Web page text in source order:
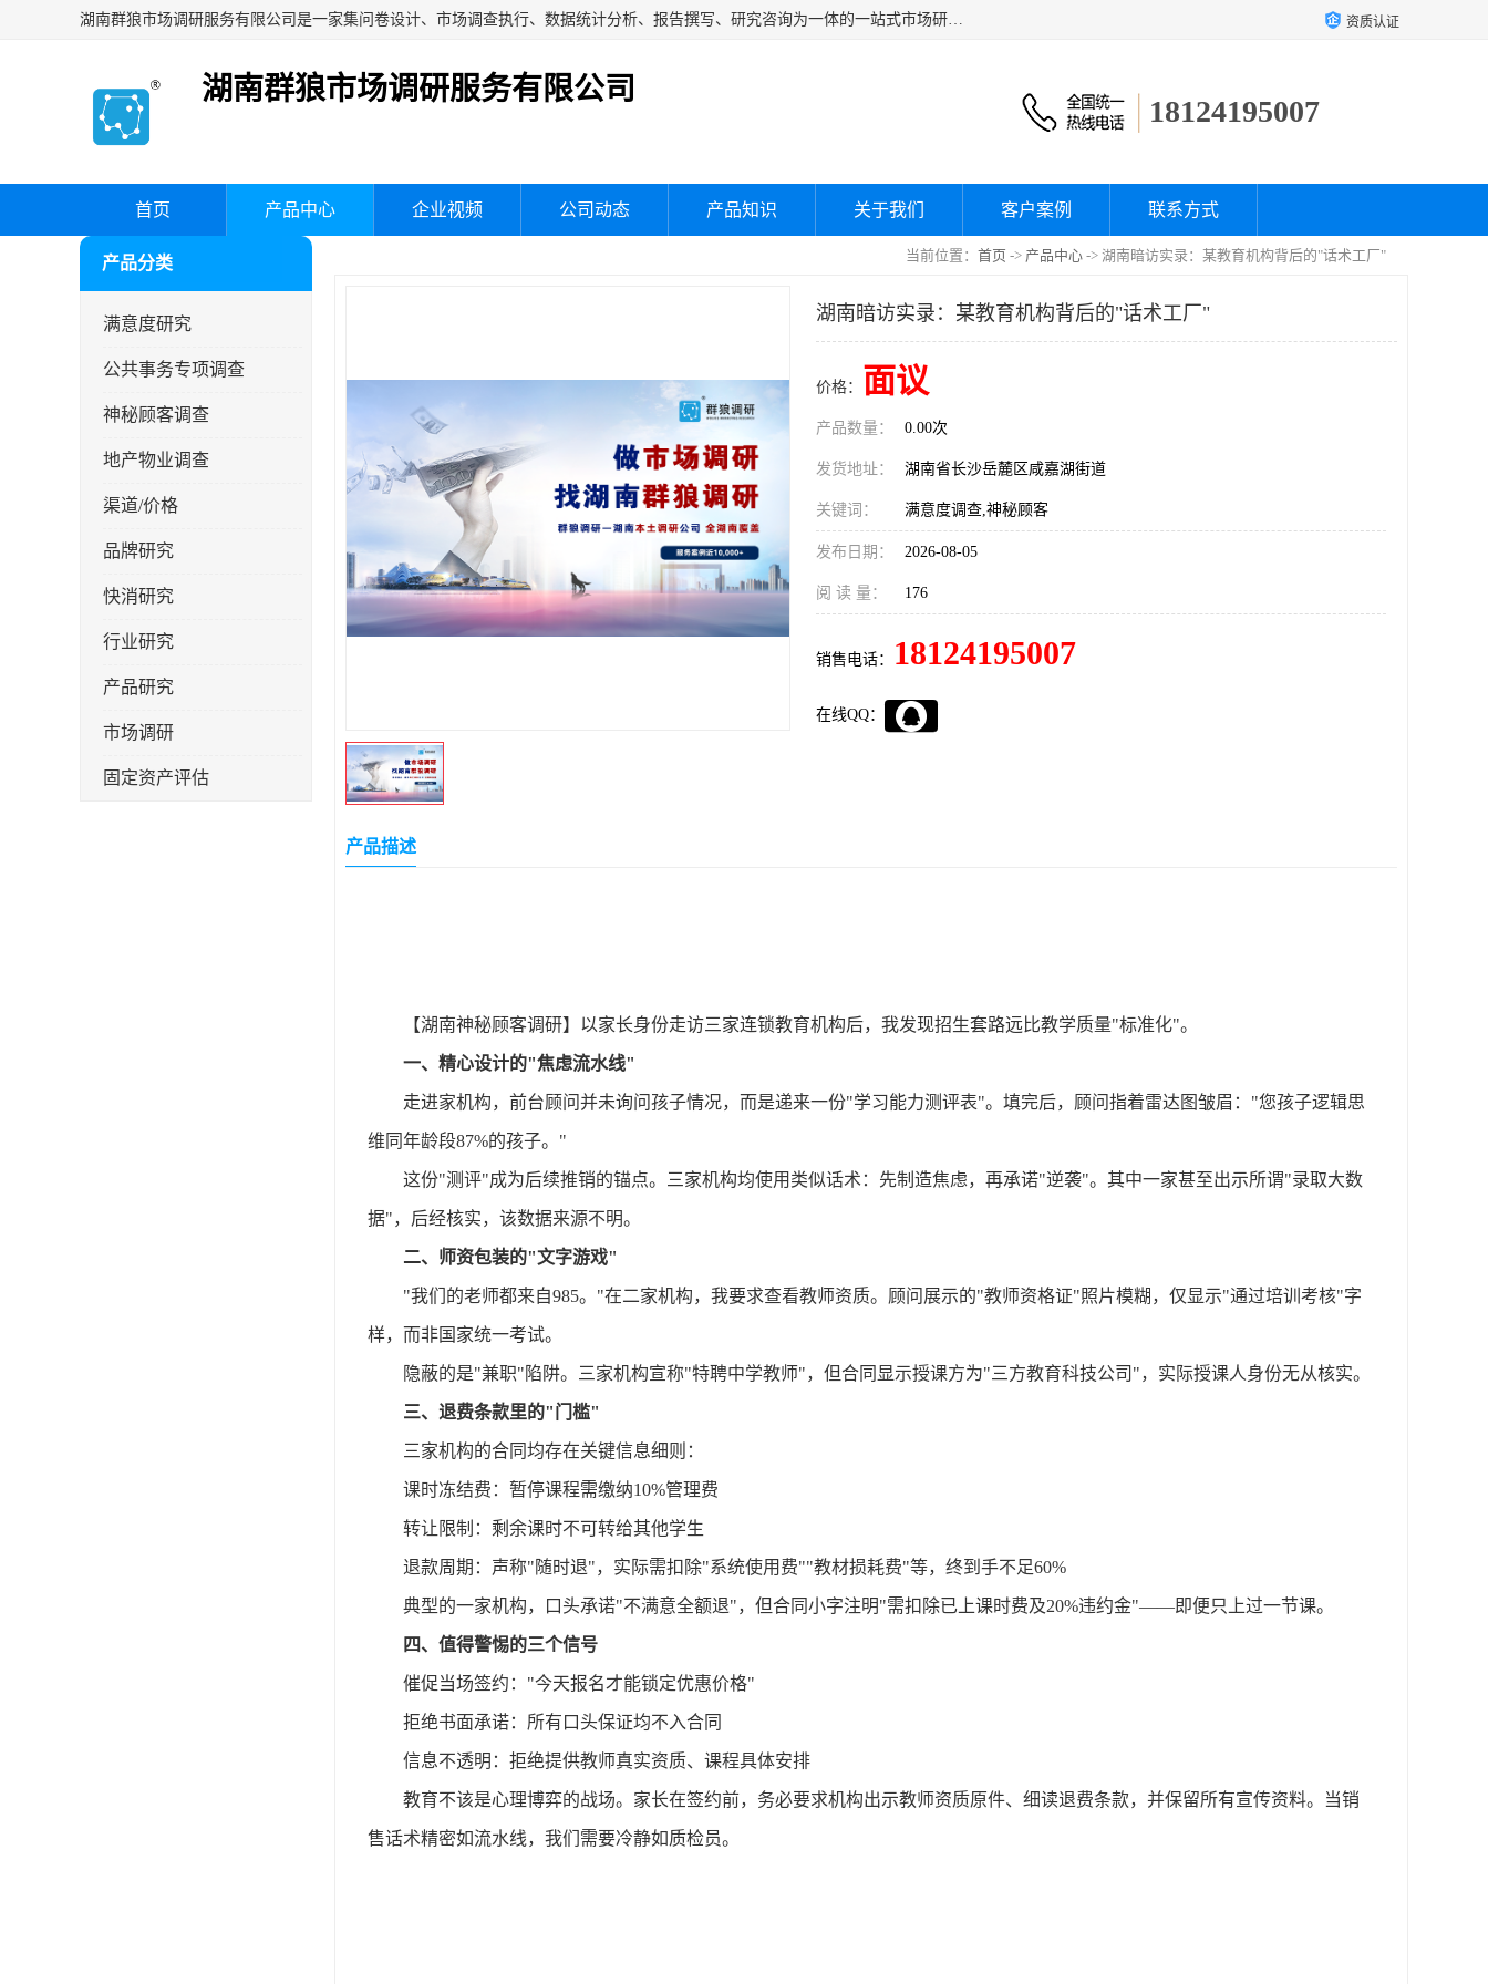
湖南群狼市场调研服务有限公司是一家集问卷设计、市场调查执行、数据统计分析、报告撰写、研究咨询为一体的一站式市场研究服务机构，主要服务：市场调研、三方评估、满意度研究、快消研究、地产物业调查、品牌研究、神秘顾客调查、行业研究、产品研究、公共事务专项调查等。 资质认证
湖南群狼市场调研服务有限公司
18124195007
首页 产品中心 企业视频 公司动态 产品知识 关于我们 客户案例 联系方式
当前位置： 首页 -> 产品中心 -> 湖南暗访实录：某教育机构背后的"话术工厂"
产品分类
满意度研究
公共事务专项调查
神秘顾客调查
地产物业调查
渠道/价格
品牌研究
快消研究
行业研究
产品研究
市场调研
固定资产评估
湖南暗访实录：某教育机构背后的"话术工厂"
价格： 面议
产品数量： 0.00次
发货地址： 湖南省长沙岳麓区咸嘉湖街道
关键词： 满意度调查,神秘顾客
发布日期： 2026-08-05
阅 读 量： 176
销售电话： 18124195007
在线QQ：
产品描述
【湖南神秘顾客调研】 以家长身份走访三家连锁教育机构后，我发现招生套路远比教学质量"标准化"。
一、精心设计的"焦虑流水线"
走进家机构，前台顾问并未询问孩子情况，而是递来一份"学习能力测评表"。填完后，顾问指着雷达图皱眉："您孩子逻辑思
维同年龄段87%的孩子。"
这份"测评"成为后续推销的锚点。三家机构均使用类似话术：先制造焦虑，再承诺"逆袭"。其中一家甚至出示所谓"录取大数
据"，后经核实，该数据来源不明。
二、师资包装的"文字游戏"
"我们的老师都来自985。"在二家机构，我要求查看教师资质。顾问展示的"教师资格证"照片模糊，仅显示"通过培训考核"字
样，而非国家统一考试。
隐蔽的是"兼职"陷阱。三家机构宣称"特聘中学教师"，但合同显示授课方为"三方教育科技公司"，实际授课人身份无从核实。
三、退费条款里的"门槛"
三家机构的合同均存在关键信息细则：
课时冻结费：暂停课程需缴纳10%管理费
转让限制：剩余课时不可转给其他学生
退款周期：声称"随时退"，实际需扣除"系统使用费""教材损耗费"等，终到手不足60%
典型的一家机构，口头承诺"不满意全额退"，但合同小字注明"需扣除已上课时费及20%违约金"——即便只上过一节课。
四、值得警惕的三个信号
催促当场签约： "今天报名才能锁定优惠价格"
拒绝书面承诺：所有口头保证均不入合同
信息不透明：拒绝提供教师真实资质、课程具体安排
教育不该是心理博弈的战场。家长在签约前，务必要求机构出示教师资质原件、细读退费条款，并保留所有宣传资料。当销
售话术精密如流水线，我们需要冷静如质检员。